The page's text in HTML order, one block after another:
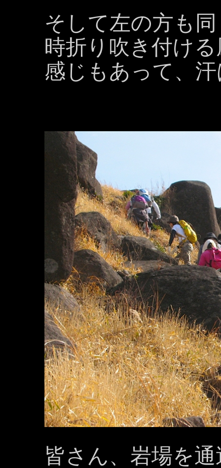
そして左の方も
時折り吹き付け
感じもあって、
皆さん、岩場を